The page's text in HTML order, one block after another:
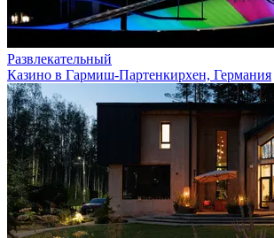
Развлекательный
Казино в Гармиш-Партенкирхен, Германия